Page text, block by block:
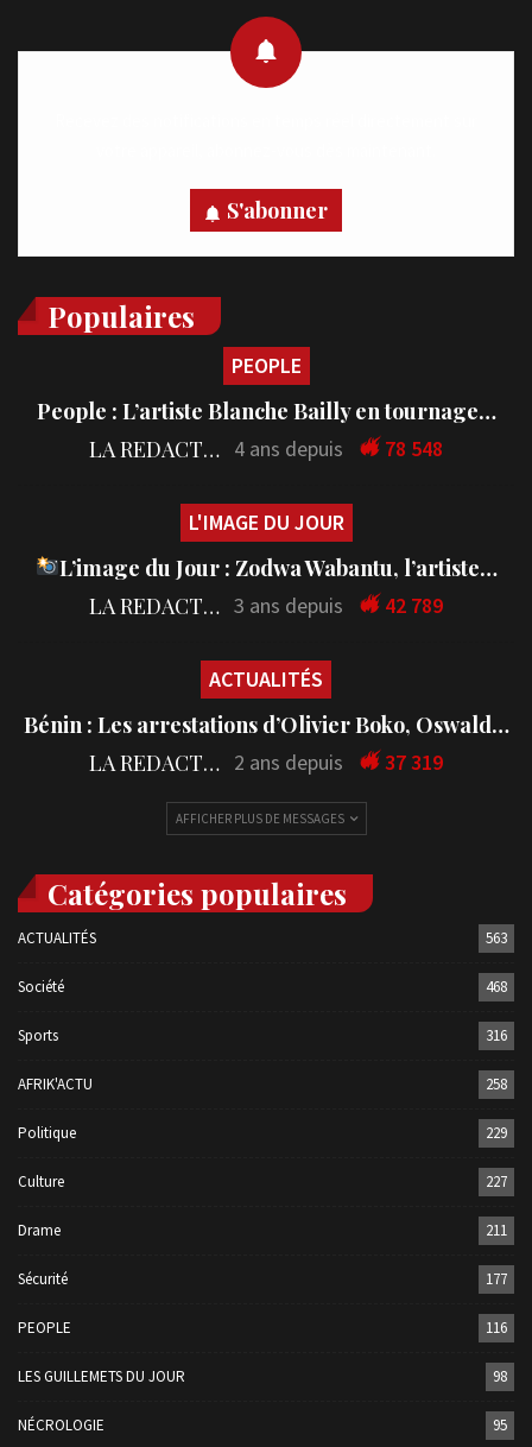
S'abonner
Populaires
PEOPLE
People : L’artiste Blanche Bailly en tournage…
LA REDACTION 4 ans depuis 78 548
L'IMAGE DU JOUR
L’image du Jour : Zodwa Wabantu, l’artiste…
LA REDACTION 3 ans depuis 42 789
ACTUALITÉS
Bénin : Les arrestations d’Olivier Boko, Oswald…
LA REDACTION 2 ans depuis 37 319
AFFICHER PLUS DE MESSAGES
Catégories populaires
ACTUALITÉS 563
Société 468
Sports 316
AFRIK'ACTU 258
Politique 229
Culture 227
Drame 211
Sécurité 177
PEOPLE 116
LES GUILLEMETS DU JOUR 98
NÉCROLOGIE 95